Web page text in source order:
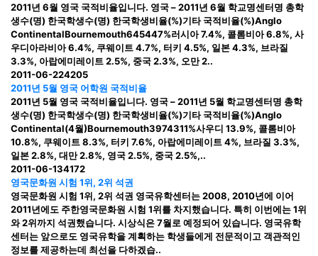
2011년 6월 영국 국적비율입니다. 영국 – 2011년 6월 학교명센터명 총학
생수(명) 한국학생수(명) 한국학생비율(%)기타 국적비율(%)Anglo
ContinentalBournemouth645447%러시아 7.4%, 콜롬비아 6.8%, 사
우디아라비아 6.4%, 쿠웨이트 4.7%, 터키 4.5%, 일본 4.3%, 브라질
3.3%, 아랍에미레이트 2.5%, 중국 2.3%, 오만 2..
2011-06-224205
2011년 5월 영국 어학원 국적비율
2011년 5월 영국 국적비율입니다. 영국 – 2011년 5월 학교명센터명 총학
생수(명) 한국학생수(명) 한국학생비율(%)기타 국적비율(%)Anglo
Continental(4월)Bournemouth3974311%사우디 13.9%, 콜롬비아
10.8%, 쿠웨이트 8.3%, 터키 7.6%, 아랍에미레이트 4%, 브라질 3.3%,
일본 2.8%, 대만 2.8%, 영국 2.5%, 중국 2.5%,..
2011-06-134172
영국문화원 시험 1위, 2위 석권
영국문화원 시험 1위, 2위 석권 영국유학센터는 2008, 2010년에 이어
2011년에도 주한영국문화원 시험 1위를 차지했습니다. 특히 이번에는 1위
와 2위까지 석권했습니다. 시상식은 7월로 예정되어 있습니다. 영국유학
센터는 앞으로도 영국유학을 계획하는 학생들에게 전문적이고 객관적인
정보를 제공하는데 최선을 다하겠습..